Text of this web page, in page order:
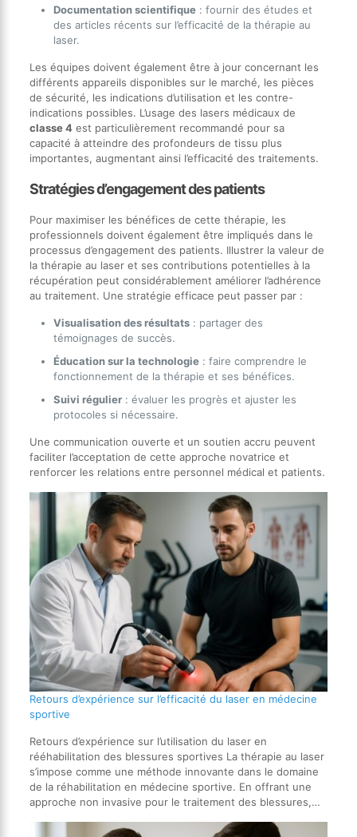
Documentation scientifique: fournir des études et
des articles récents sur l’efficacité de la thérapie au
laser.
Les équipes doivent également être à jour concernant les
différents appareils disponibles sur le marché, les pièces
de sécurité, les indications d’utilisation et les contre-
indications possibles. L’usage des lasers médicaux de
classe 4est particulièrement recommandé pour sa
capacité à atteindre des profondeurs de tissu plus
importantes, augmentant ainsi l’efficacité des traitements.
Stratégies d’engagement des patients
Pour maximiser les bénéfices de cette thérapie, les
professionnels doivent également être impliqués dans le
processus d’engagement des patients. Illustrer la valeur de
la thérapie au laser et ses contributions potentielles à la
récupération peut considérablement améliorer l’adhérence
au traitement. Une stratégie efficace peut passer par :
Visualisation des résultats: partager des
témoignages de succès.
Éducation sur la technologie: faire comprendre le
fonctionnement de la thérapie et ses bénéfices.
Suivi régulier: évaluer les progrès et ajuster les
protocoles si nécessaire.
Une communication ouverte et un soutien accru peuvent
faciliter l’acceptation de cette approche novatrice et
renforcer les relations entre personnel médical et patients.
Retours d’expérience sur l’efficacité du laser en médecine
sportive
Retours d’expérience sur l’utilisation du laser en
rééhabilitation des blessures sportives La thérapie au laser
s’impose comme une méthode innovante dans le domaine
de la réhabilitation en médecine sportive. En offrant une
approche non invasive pour le traitement des blessures,…